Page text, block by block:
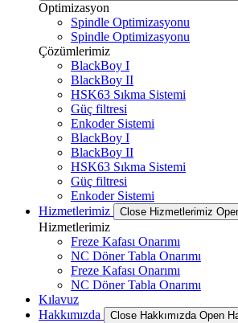
Optimizasyon
Spindle Optimizasyonu
Spindle Optimizasyonu
Çözümlerimiz
BlackBoy I
BlackBoy II
HSK63 Sıkma Sistemi
Güç filtresi
Enkoder Sistemi
BlackBoy I
BlackBoy II
HSK63 Sıkma Sistemi
Güç filtresi
Enkoder Sistemi
Hizmetlerimiz
Close Hizmetlerimiz
Hizmetlerimiz
Freze Kafası Onarımı
NC Döner Tabla Onarımı
Freze Kafası Onarımı
NC Döner Tabla Onarımı
Kılavuz
Hakkımızda
Close Hakkımızda Open